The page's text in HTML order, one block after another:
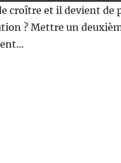
croître et il devient de
? Mettre un